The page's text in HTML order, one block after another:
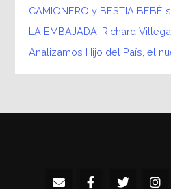
CAMIONERO y BESTIA
LA EMBAJADA: Richard
Analizamos Hijo del País, el